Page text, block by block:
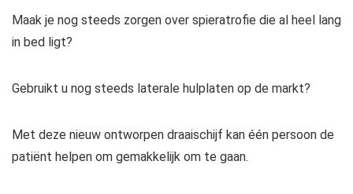
Maak je nog steeds zorgen over spieratrofie die al heel lang
in bed ligt?
Gebruikt u nog steeds laterale hulplaten op de markt?
Met deze nieuw ontworpen draaischijf kan één persoon de
patiënt helpen om gemakkelijk om te gaan.